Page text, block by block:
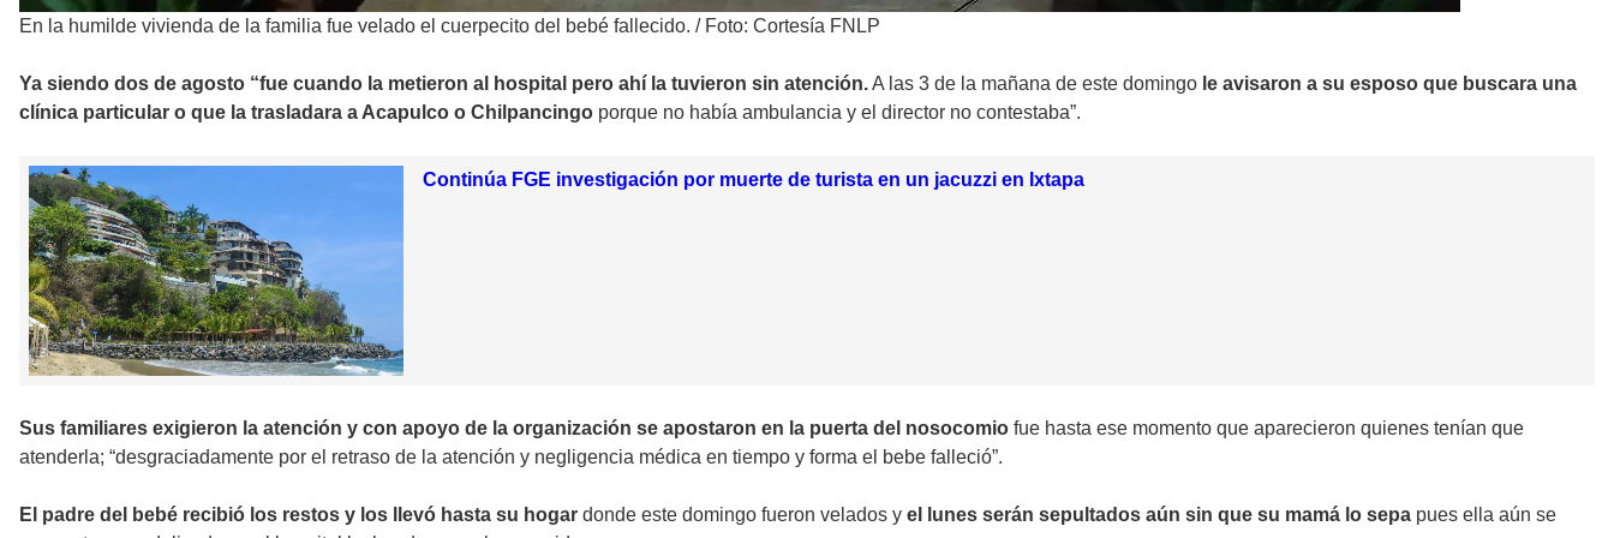
En la humilde vivienda de la familia fue velado el cuerpecito del bebé fallecido. / Foto: Cortesía FNLP
Ya siendo dos de agosto “fue cuando la metieron al hospital pero ahí la tuvieron sin atención.A las 3 de la mañana de este domingo le avisaron a su esposo que buscara una
clínica particular o que la trasladara a Acapulco o Chilpancingo porque no había ambulancia y el director no contestaba”.
Continúa FGE investigación por muerte de turista en un jacuzzi en Ixtapa
Sus familiares exigieron la atención y con apoyo de la organización se apostaron en la puerta del nosocomio fue hasta ese momento que aparecieron quienes tenían que
atenderla; “desgraciadamente por el retraso de la atención y negligencia médica en tiempo y forma el bebe falleció”.
El padre del bebé recibió los restos y los llevó hasta su hogar donde este domingo fueron velados y el lunes serán sepultados aún sin que su mamá lo sepa pues ella aún se